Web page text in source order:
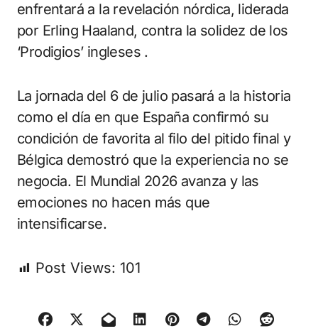
enfrentará a la revelación nórdica, liderada
por Erling Haaland, contra la solidez de los
‘Prodigios’ ingleses .
La jornada del 6 de julio pasará a la historia
como el día en que España confirmó su
condición de favorita al filo del pitido final y
Bélgica demostró que la experiencia no se
negocia. El Mundial 2026 avanza y las
emociones no hacen más que
intensificarse.
Post Views: 101